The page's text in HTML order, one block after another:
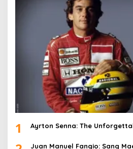
1 Ayrton Senna: The
Juan Manuel Fangio: Sang